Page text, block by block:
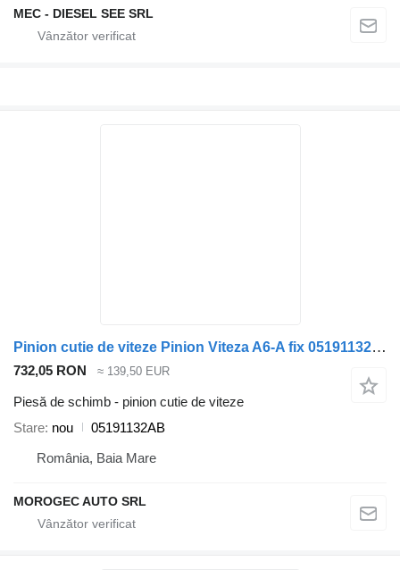
MEC - DIESEL SEE SRL
Pinion cutie de viteze Pinion Viteza A6-A fix 05191132AB pentru automobil Jeep Compass 2.0d
732,05 RON ≈ 139,50 EUR
Piesă de schimb - pinion cutie de viteze
Stare nou
05191132AB
România, Baia Mare
MOROGEC AUTO SRL